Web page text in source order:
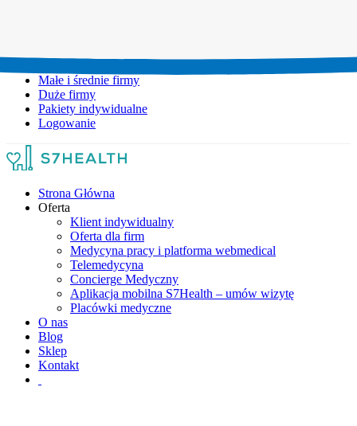
Małe i średnie firmy
Duże firmy
Pakiety indywidualne
Logowanie
Strona Główna
Oferta
Klient indywidualny
Oferta dla firm
Medycyna pracy i platforma webmedical
Telemedycyna
Concierge Medyczny
Aplikacja mobilna S7Health – umów wizytę
Placówki medyczne
O nas
Blog
Sklep
Kontakt